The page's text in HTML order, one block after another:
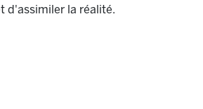
d'assimiler la réalité.